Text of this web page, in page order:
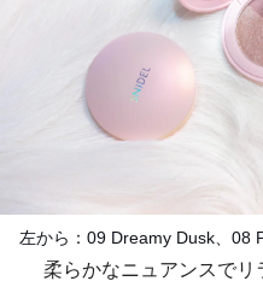
左から：09 Dreamy Dusk、08
柔らかなニュアンスでリ